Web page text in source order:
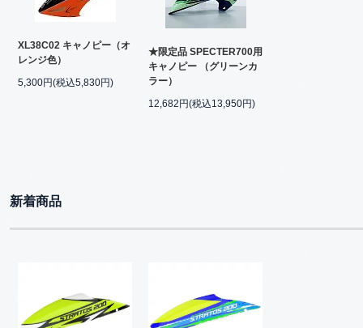
XL38C02 キャノピー（オ
レンジ色）
5,300円(税込5,830円)
★限定品 SPECTER700用
キャノピー （グリーンカ
ラー）
12,682円(税込13,950円)
新着商品